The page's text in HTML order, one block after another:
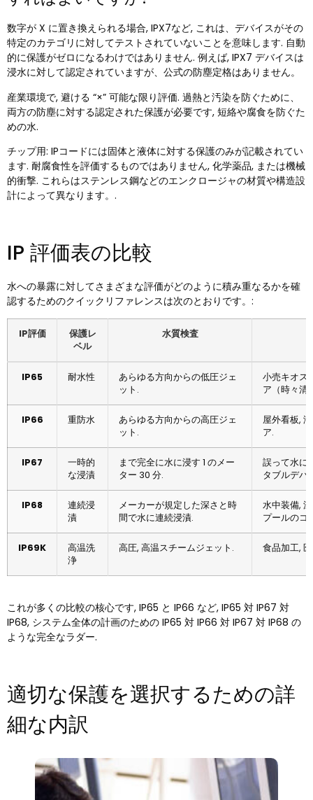
数字が X に置き換えられる場合, IPX7など, これは、デバイスがその
特定のカテゴリに対してテストされていないことを意味します. 自動
的に保護がゼロになるわけではありません. 例えば, IPX7 デバイスは
浸水に対して認定されていますが、公式の防塵定格はありません。
産業環境で, 避ける “×” 可能な限り評価. 過熱と汚染を防ぐために、
両方の防塵に対する認定された保護が必要です, 短絡や腐食を防ぐた
めの水.
チップ用: IPコードには固体と液体に対する保護のみが記載されてい
ます. 耐腐食性を評価するものではありません, 化学薬品, または機械
的衝撃. これらはステンレス鋼などのエンクロージャの材質や構造設
計によって異なります。.
IP 評価表の比較
水への暴露に対してさまざまな評価がどのように積み重なるかを確
認するためのクイックリファレンスは次のとおりです。:
IP評価
保護レ
ベル
水質検査
IP65 耐水性
あらゆる方向からの低圧ジェ
ット.
小売キオス
ア（時々清
IP66 重防水
あらゆる方向からの高圧ジェ
ット.
屋外看板,
ア.
IP67
一時的
な浸漬
まで完全に水に浸す 1 のメー
ター 30 分.
誤って水に
タブルデバ
IP68
連続浸
漬
メーカーが規定した深さと時
間で水に連続浸漬.
水中装備,
プールのコ
IP69K
高温洗
浄
高圧, 高温スチームジェット. 食品加工,
これが多くの比較の核心です, IP65 と IP66 など, IP65 対 IP67 対
IP68, システム全体の計画のための IP65 対 IP66 対 IP67 対 IP68 の
ような完全なラダー.
適切な保護を選択するための詳
細な内訳